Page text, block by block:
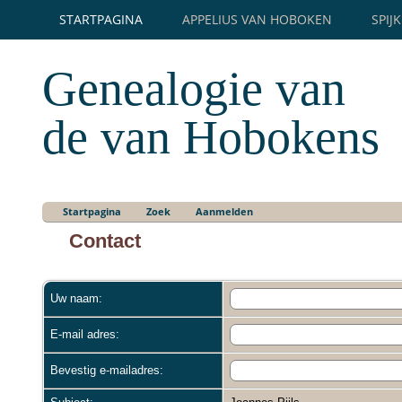
STARTPAGINA APPELIUS VAN HOBOKEN
Genealogie van
de van Hobokens
Startpagina Zoek Aanmelden
Contact
Uw naam:
E-mail adres:
Bevestig e-mailadres: